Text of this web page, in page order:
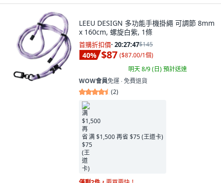
LEEU DESIGN 多功能手機掛繩 可調節 8mm
x 160cm, 螺旋白紫, 1條
首購折扣價· 20:27:46$145
40% $87 ($87.00/1個)
明天 8/9 (日)預計送達
WOW會員免運 ∙ 免費退貨
(2)
满 $1,500 再省 $75 (王道卡)